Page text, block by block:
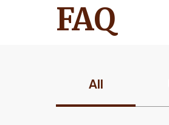
FAQ
All